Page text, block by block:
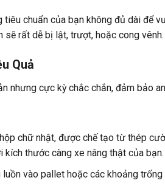
tiêu chuẩn của bạn không đủ dài để
sẽ rất dễ bị lật, trượt, hoặc cong vênh.
Quả
nhưng cực kỳ chắc chắn, đảm bảo
chữ nhật, được chế tạo từ thép
thước càng xe nâng thật của bạn.
vào pallet hoặc các khoảng trống